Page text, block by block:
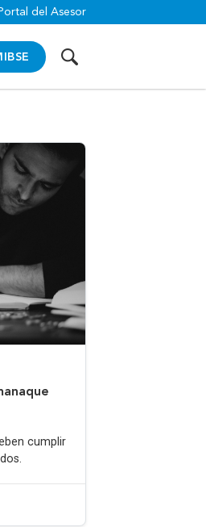
Portal del Asesor
cumplir